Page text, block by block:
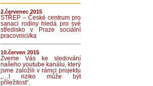
2.červenec 2015
STŘEP – České centrum pro
sanaci rodiny hledá pro své
středisko v Praze sociální
pracovnici/ka
10.červen 2015
Zveme Vás ke sledování
našeho youtube kanálu, který
jsme založili v rámci projektu
„…I riziko může být
příležitost“.